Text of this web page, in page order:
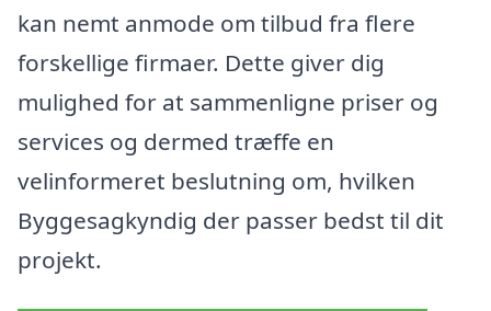
kan nemt anmode om tilbud fra flere
forskellige firmaer. Dette giver dig
mulighed for at sammenligne priser og
services og dermed træffe en
velinformeret beslutning om, hvilken
Byggesagkyndig der passer bedst til dit
projekt.